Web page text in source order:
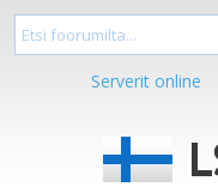
Serverit online